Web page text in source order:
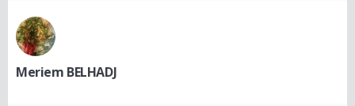
Meriem BELHADJ